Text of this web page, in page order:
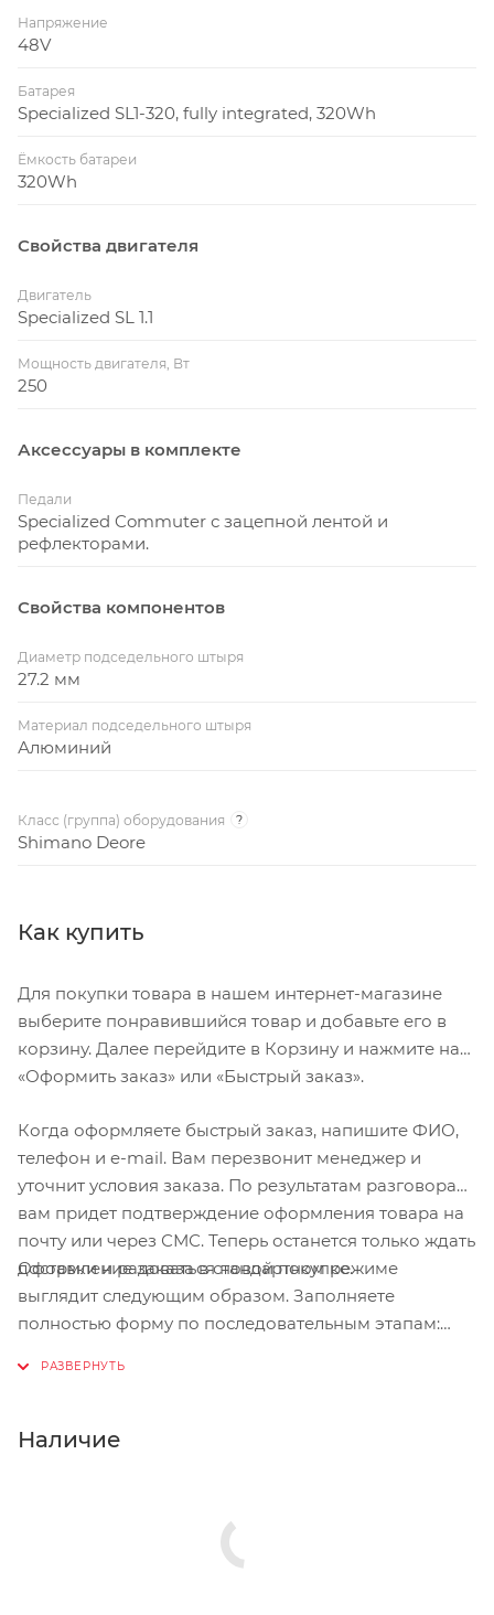
Напряжение
48V
Батарея
Specialized SL1-320, fully integrated, 320Wh
Ёмкость батареи
320Wh
Свойства двигателя
Двигатель
Specialized SL 1.1
Мощность двигателя, Вт
250
Аксессуары в комплекте
Педали
Specialized Commuter с зацепной лентой и
рефлекторами.
Свойства компонентов
Диаметр подседельного штыря
27.2 мм
Материал подседельного штыря
Алюминий
Класс (группа) оборудования ?
Shimano Deore
Как купить
Для покупки товара в нашем интернет-магазине
выберите понравившийся товар и добавьте его в
корзину. Далее перейдите в Корзину и нажмите на
«Оформить заказ» или «Быстрый заказ».
Когда оформляете быстрый заказ, напишите ФИО,
телефон и e-mail. Вам перезвонит менеджер и
уточнит условия заказа. По результатам разговора
вам придет подтверждение оформления товара на
почту или через СМС. Теперь останется только ждать
доставки и радоваться новой покупке.
Оформление заказа в стандартном режиме
выглядит следующим образом. Заполняете
полностью форму по последовательным этапам:
Нажмите кнопку «Оформить заказ».
Наличие